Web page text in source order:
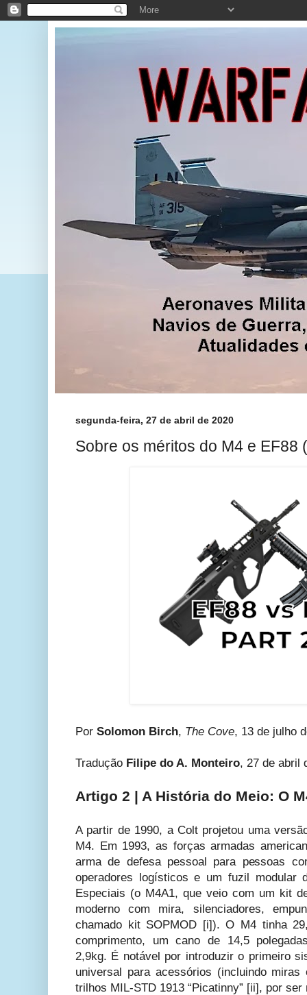
segunda-feira, 27 de abril de 2020
Sobre os méritos do M4 e EF88
Por Solomon Birch, The Cove, 13 de julho
Tradução Filipe do A. Monteiro, 27 de abril
Artigo 2 | A História do Meio: O
A partir de 1990, a Colt projetou uma
M4. Em 1993, as forças armadas
arma de defesa pessoal para pessoas
operadores logísticos e um fuzil modular
Especiais (o M4A1, que veio com um kit
moderno com mira, silenciadores,
chamado kit SOPMOD [i]). O M4 tinha
comprimento, um cano de 14,5
2,9kg. É notável por introduzir o primeiro
universal para acessórios (incluindo
trilhos MIL-STD 1913 “Picatinny” [ii], por